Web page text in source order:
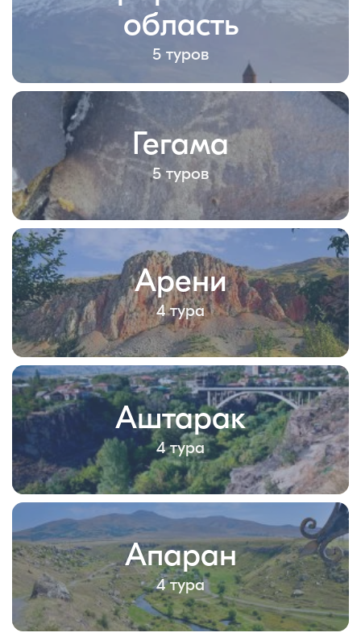
область
5 туров
Гегама
5 туров
Арени
4 тура
Аштарак
4 тура
Апаран
4 тура